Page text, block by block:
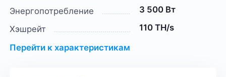
Энергопотребление
3 500 Вт
Хэшрейт
110 TH/s
Перейти к характеристикам